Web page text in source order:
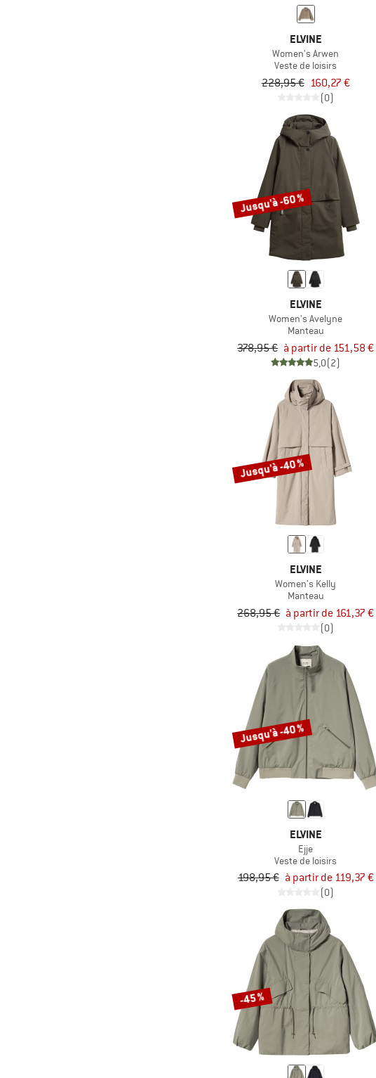
ELVINE
Women's Arwen
Veste de loisirs
228,95 € 160,27 €
(0)
Jusqu'à -60 %
ELVINE
Women's Avelyne
Manteau
378,95 € à partir de 151,58 €
5,0(2)
Jusqu'à -40 %
ELVINE
Women's Kelly
Manteau
268,95 € à partir de 161,37 €
(0)
Jusqu'à -40 %
ELVINE
Ejje
Veste de loisirs
198,95 € à partir de 119,37 €
(0)
-45 %